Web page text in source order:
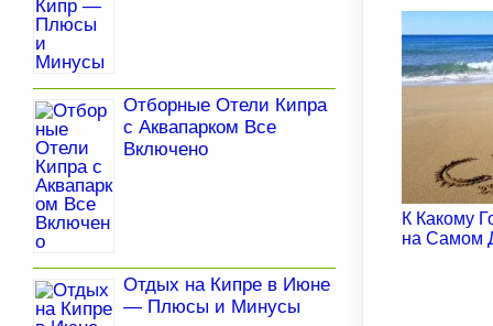
К Какому
на Самом
Отборные Отели Кипра
с Аквапарком Все
Включено
Отдых на Кипре в Июне
— Плюсы и Минусы